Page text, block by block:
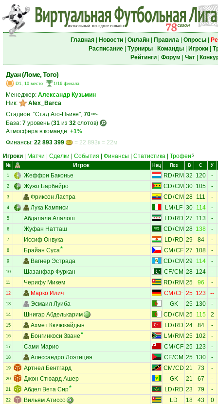
Главная| Новости| Онлайн| Правила| Опросы|
Расписание| Турниры| Команды| Игроки|
Рейтинги| Форум Чат|
Дуан (Ломе, Того)
D1, 10 место 1/16 финала
Менеджер: Александр Кузьмин
Ник:
Alex_Barca
Стадион: "Стад Аго-Ньиве", 70тыс.
База: 7 уровень (31 из 32 слотов)
Атмосфера в команде: +1%
Финансы: 22 893 399
= 22 893к = 22м
Игроки
Матчи Сделки События Финансы Статистика Трофеи 5
№ Игрок Нац Поз В С У
1 Жеффри Баконье RD/ RM 32 120 -
2 Жужо Барбейро CD/CM 30 105 -
3 Фриксон Ластра CD/CM 28 111 -
4 Лука Камписи LM / LF 30 114 -
5 Абдалали Алалош LD/RD 27 113 -
6 Жуфан Натташ CD/CM 28 138 -
7 Иссиф Онвука LD/RD 29 84 -
8 Брайан Суса CM /CF 27 108 -
9 Вагнер Эстрада CD/CM 29 114 -
10 Шазанфар Фуркан CF/CM 28 124 -
11 Черифу Микем RD/ RM 25 96 -
12 Марко Илич CM /CF 25 123 --
13 Эсмаил Луиба GK 25 130 -
14 Шнигар Абделькарим CD/CM 25 115 2
15 Ахмет Кючюкайдын LD/RD 24 84 -
16 Бонгинкоси Зване LM /RM 25 102 -
17 Сами Марио CM /CF 25 123 -
18 Алессандро Лоэтиция CF/CM 25 130 -
19 Артнел Бентгард CM /CD 21 73 -
20 Джон Стюард Ашер GK 21 67 -
21 Абдел Вета Сир LD/RD 23 79 -
22 Вильям Атиссо LD 18 43 0